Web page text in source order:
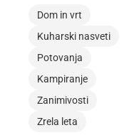
Dom in vrt
Kuharski nasveti
Potovanja
Kampiranje
Zanimivosti
Zrela leta